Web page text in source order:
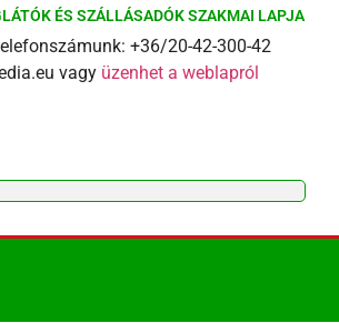
ÉS SZÁLLÁSADÓK SZAKMAI LAPJA
+36/20-42-300-42
vagy üzenhet a weblapról